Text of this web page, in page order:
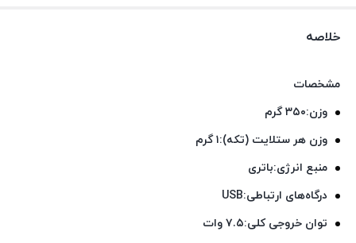
خلاصه
مشخصات
وزن:۳۵۰ گرم
وزن هر ستلایت (تکه):۱ گرم
منبع انرژی:باتری
درگاه‌های ارتباطی:USB
توان خروجی کلی:۷.۵ وات